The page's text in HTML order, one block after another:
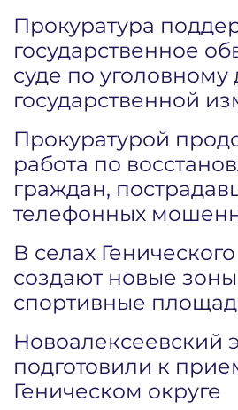
Прокуратура
государственное
суде по уголовному
государственной
Прокуратурой
работа по
граждан,
телефонных
В селах
создают новые
спортивные
Новоалексеевский
подготовили к
Геническом округе